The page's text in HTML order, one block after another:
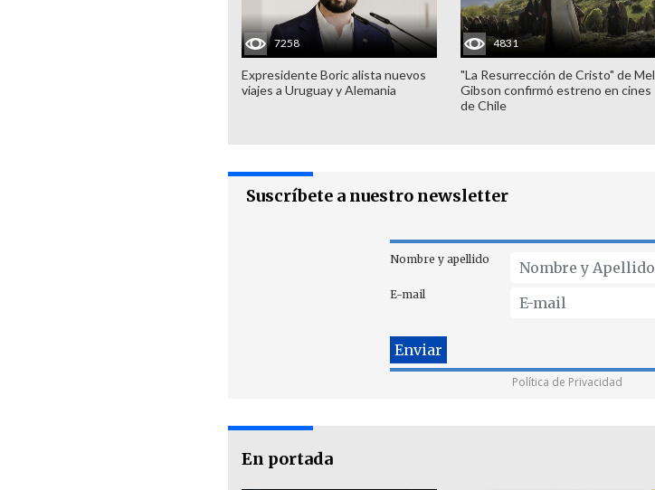
7258
Expresidente Boric alista nuevos
viajes a Uruguay y Alemania
4831
"La Resurrección de Cristo" de Mel
Gibson confirmó estreno en cines
de Chile
Suscríbete a nuestro newsletter
Nombre y apellido
E-mail
Política de Privacidad
En portada